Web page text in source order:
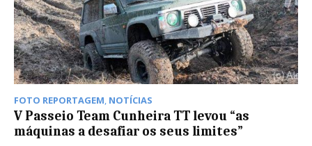
FOTO REPORTAGEM, NOTÍCIAS
V Passeio Team Cunheira TT levou “as
máquinas a desafiar os seus limites”